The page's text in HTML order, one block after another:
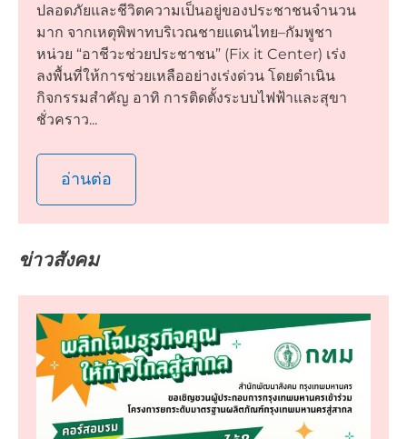
ปลอดภัยและชีวิตความเป็นอยู่ของประชาชนจำนวน
มาก จากเหตุพิพาทบริเวณชายแดนไทย–กัมพูชา
หน่วย “อาชีวะช่วยประชาชน” (Fix it Center) เร่ง
ลงพื้นที่ให้การช่วยเหลืออย่างเร่งด่วน โดยดำเนิน
กิจกรรมสำคัญ อาทิ การติดตั้งระบบไฟฟ้าและสุขา
ชั่วคราว...
อ่านต่อ
ข่าวสังคม